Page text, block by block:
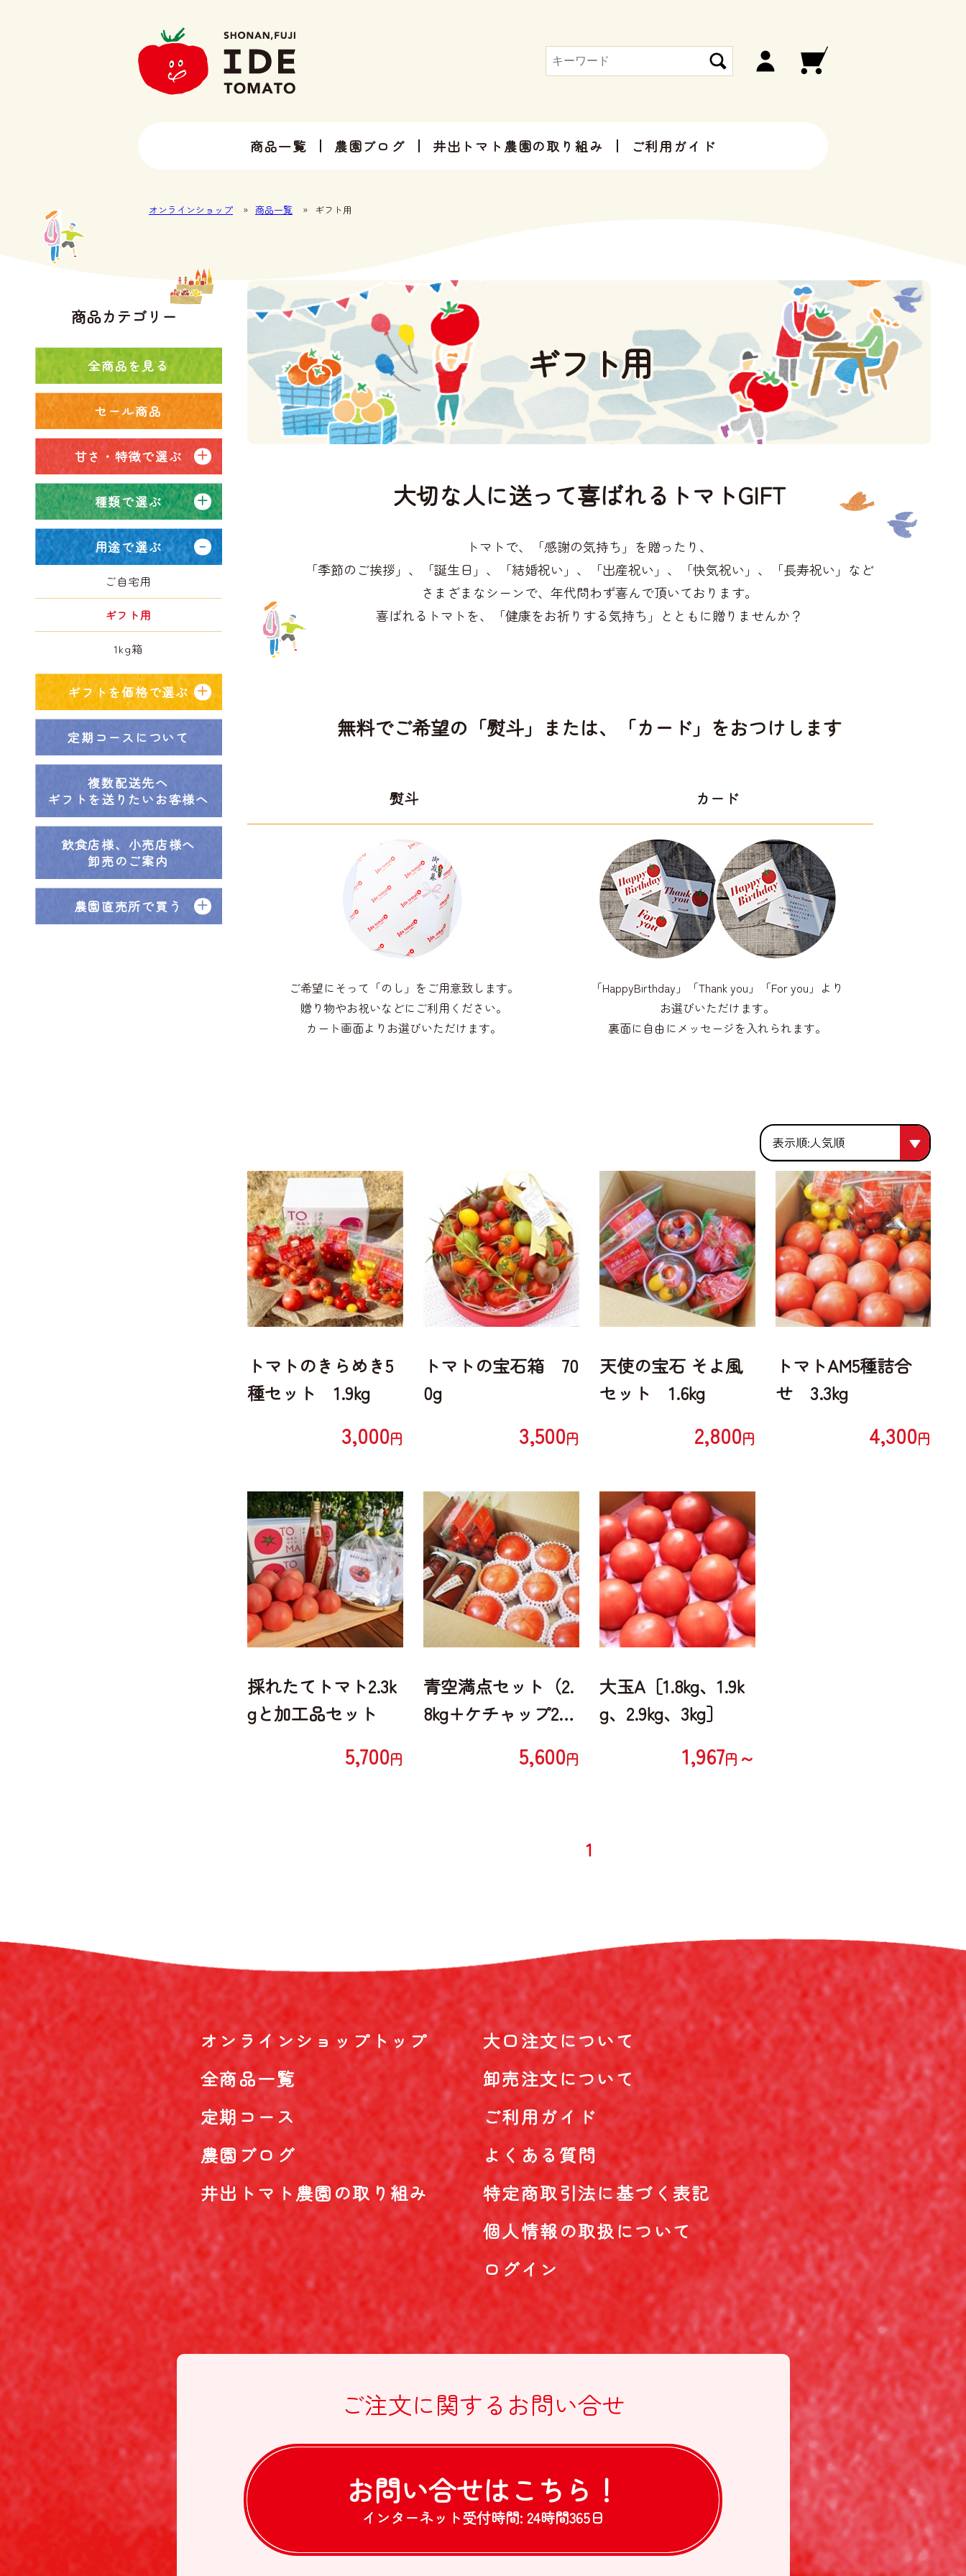
商品一覧 農園ブログ 井出トマト農園の取り組み ご利用ガイド
オンラインショップ » 商品一覧 » ギフト用
ギフト用
大切な人に送って喜ばれるトマトGIFT
トマトで、「感謝の気持ち」を贈ったり、
「季節のご挨拶」、「誕生日」、「結婚祝い」、「出産祝い」、「快気祝い」、「長寿祝い」など
さまざまなシーンで、年代問わず喜んで頂いております。
喜ばれるトマトを、「健康をお祈りする気持ち」とともに贈りませんか？
無料でご希望の「熨斗」または、「カード」をおつけします
熨斗
ご希望にそって「のし」をご用意致します。
贈り物やお祝いなどにご利用ください。
カート画面よりお選びいただけます。
カード
「HappyBirthday」「Thank you」「For you」より
お選びいただけます。
裏面に自由にメッセージを入れられます。
人気順
人気順
価格が安い
価格が高い
トマトのきらめき5
種セット 1.9kg
3,000円
トマトの宝石箱 70
0g
3,500円
天使の宝石 そよ風
セット 1.6kg
2,800円
トマトAM5種詰合
せ 3.3kg
4,300円
採れたてトマト2.3k
gと加工品セット
5,700円
青空満点セット（2.
8kg+ケチャップ2
5,600円
大玉A［1.8kg、1.9k
g、2.9kg、3kg］
1,967円 ～
1
商品カテゴリー
全商品を見る
セール商品
甘さ・特徴で選ぶ
種類で選ぶ
用途で選ぶ
ご自宅用
ギフト用
1kg箱
ギフトを価格で選ぶ
定期コースについて
複数配送先へ
ギフトを送りたいお客様へ
飲食店様、小売店様へ
卸売のご案内
農園直売所で買う
オンラインショップトップ
全商品一覧
定期コース
農園ブログ
井出トマト農園の取り組み
大口注文について
卸売注文について
ご利用ガイド
よくある質問
特定商取引法に基づく表記
個人情報の取扱について
ログイン
ご注文に関する お問い合せ
お問い合せはこちら！
インターネット受付時間: 24時間365日